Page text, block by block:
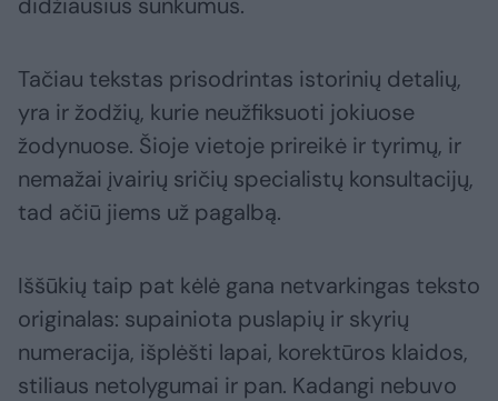
Tačiau tekstas prisodrintas istorinių detalių,
yra ir žodžių, kurie neužfiksuoti jokiuose
žodynuose. Šioje vietoje prireikė ir tyrimų, ir
nemažai įvairių sričių specialistų konsultacijų,
tad ačiū jiems už pagalbą.
Iššūkių taip pat kėlė gana netvarkingas teksto
originalas: supainiota puslapių ir skyrių
numeracija, išplėšti lapai, korektūros klaidos,
stiliaus netolygumai ir pan. Kadangi nebuvo